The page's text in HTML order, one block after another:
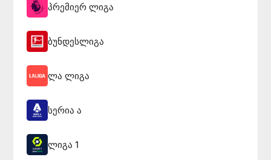
პრემიერ ლიგა
ბუნდესლიგა
ლა ლიგა
სერია ა
ლიგა 1